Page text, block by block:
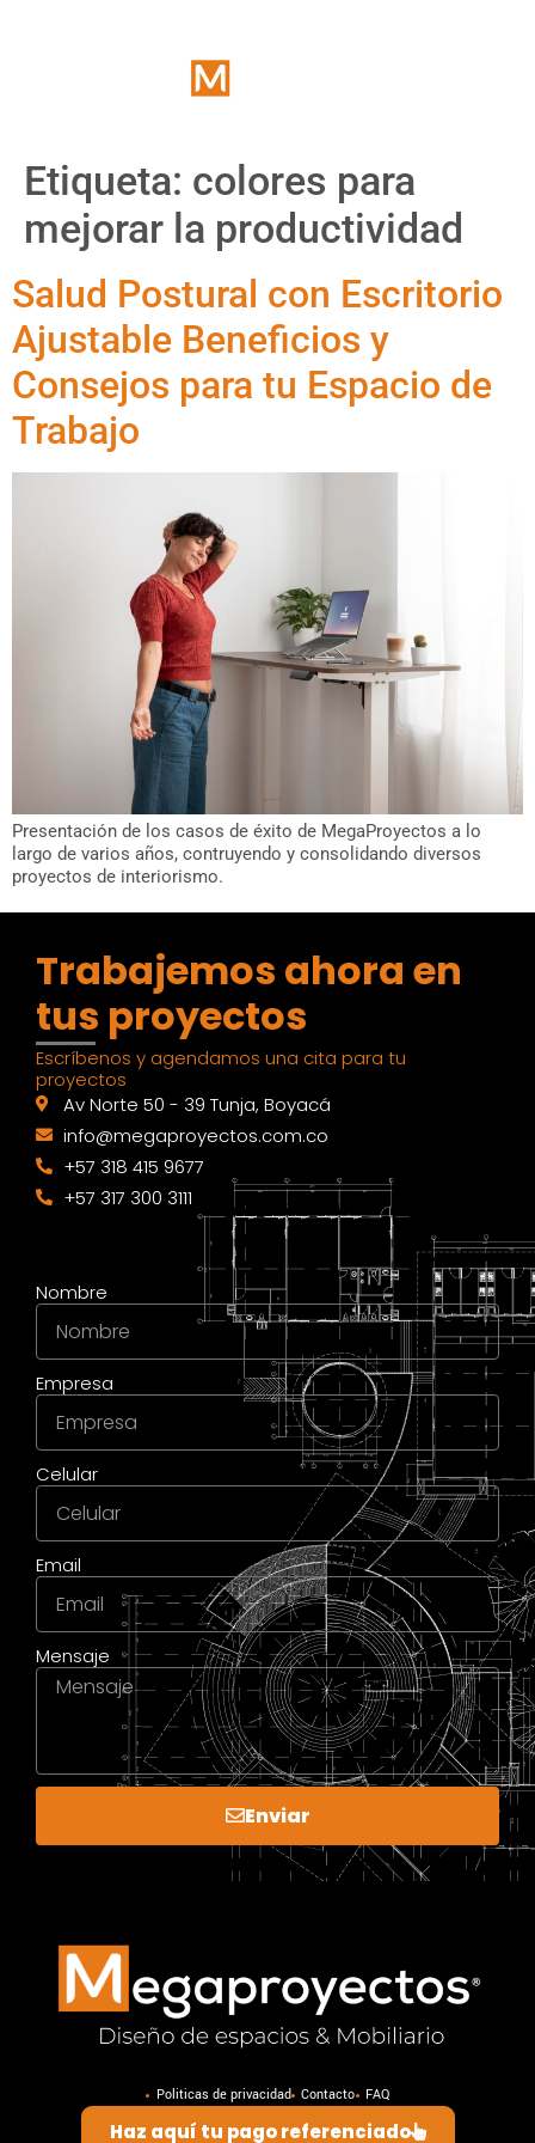
Etiqueta: colores para
mejorar la productividad
Salud Postural con Escritorio
Ajustable Beneficios y
Consejos para tu Espacio de
Trabajo
Presentación de los casos de éxito de MegaProyectos a lo
largo de varios años, contruyendo y consolidando diversos
proyectos de interiorismo.
Nombre
Empresa
Celular
Email
Mensaje
Enviar
Trabajemos ahora en
tus proyectos
Escríbenos y agendamos una cita para tu
proyectos
Av Norte 50 - 39 Tunja, Boyacá
info@megaproyectos.com.co
+57 318 415 9677
+57 317 300 3111
Politicas de privacidad Contacto FAQ
Haz aquí tu pago referenciado